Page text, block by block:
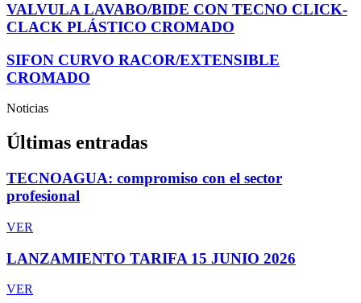
VALVULA LAVABO/BIDE CON TECNO CLICK-
CLACK PLÁSTICO CROMADO
SIFON CURVO RACOR/EXTENSIBLE
CROMADO
Noticias
Últimas entradas
TECNOAGUA: compromiso con el sector
profesional
VER
LANZAMIENTO TARIFA 15 JUNIO 2026
VER